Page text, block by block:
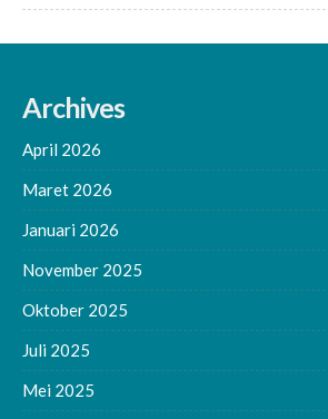
Archives
April 2026
Maret 2026
Januari 2026
November 2025
Oktober 2025
Juli 2025
Mei 2025